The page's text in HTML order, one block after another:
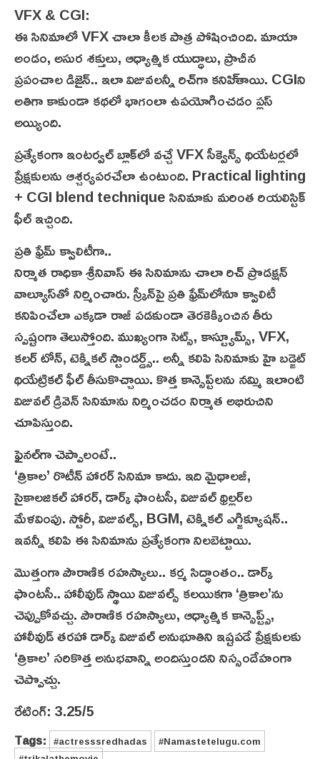
VFX & CGI:
ఈ సినిమాలో VFX చాలా కీలక పాత్ర పోషించింది. మాయా
అండం, అసుర శక్తులు, ఆధ్యాత్మిక యుద్ధాలు, ప్రాచీన
ప్రపంచాల డిజైన్.. ఇలా విజువ‌ల‌న్నీ రిచ్‌గా కనిపి్తాయి. CGIని
అతిగా కాకుండా కథలో భాగంలా ఉపయోగించడం ప్లస్
అయ్యింది.
ప్రత్యేకంగా ఇంట‌ర్వ‌ల్ బ్లాక్‌లో వచ్చే VFX సీక్వెన్స్ థియేటర్లలో
ప్రేక్షకులను ఆశ్చర్యపరచేలా ఉంటుంది. Practical lighting
+ CGI blend technique సినిమాకు మరింత రియలిస్టిక్
ఫీల్ ఇచ్చింది.
ప్ర‌తి ఫ్రేమ్ క్వాలిటీగా..
నిర్మాత రాధికా శ్రీనివాస్ ఈ సినిమాను చాలా రిచ్ ప్రొడక్షన్
వాల్యూస్‌తో నిర్మించారు. స్క్రీన్‌పై ప్రతి ఫ్రేమ్‌లోనూ క్వాలిటీ
కనిపించేలా ఎక్కడా రాజీ పడకుండా తెరకెక్కించిన తీరు
స్పష్టంగా తెలుస్తోంది. ముఖ్యంగా సెట్స్, కాస్ట్యూమ్స్, VFX,
కలర్ టోన్, టెక్నికల్ స్టాండర్డ్స్.. అన్నీ క‌లిపి సినిమాకు హై బడ్జెట్
థియేట్రికల్ ఫీల్ తీసుకొచ్చాయి. కొత్త కాన్సెప్ట్‌లను నమ్మి ఇలాంటి
విజువల్ డ్రివెన్ సినిమాను నిర్మించడం నిర్మాత అభిరుచిని
చూపిస్తుంది.
ఫైన‌ల్‌గా చెప్పాలంటే..
‘త్రికాల’ రొటీన్ హారర్ సినిమా కాదు. ఇది మైథాలజీ,
సైకాలజికల్ హారర్, డార్క్ ఫాంటసీ, విజువల్ థ్రిల్లర్‌ల
మేళవింపు. స్టోరీ, విజువల్స్, BGM, టెక్నికల్ ఎగ్జిక్యూషన్..
ఇవ‌న్నీ క‌లిపి ఈ సినిమాను ప్రత్యేకంగా నిలబెట్టాయి.
మొత్తంగా పౌరాణిక రహస్యాలు.. కర్మ సిద్ధాంతం.. డార్క్
ఫాంటసీ.. హాలీవుడ్ స్థాయి విజువల్స్ కలయికగా ‘త్రికాల’ను
చెప్పుకోవ‌చ్చు. పౌరాణిక రహస్యాలు, ఆధ్యాత్మిక కాన్సెప్ట్స్,
హాలీవుడ్ తరహా డార్క్ విజువల్ అనుభూతిని ఇష్టపడే ప్రేక్షకులకు
‘త్రికాల’ స‌రికొత్త అనుభవాన్ని అందిస్తుంద‌ని నిస్సందేహంగా
చెప్పొచ్చు.
రేటింగ్: 3.25/5
Tags: #actresssredhadas
#Namastetelugu.com